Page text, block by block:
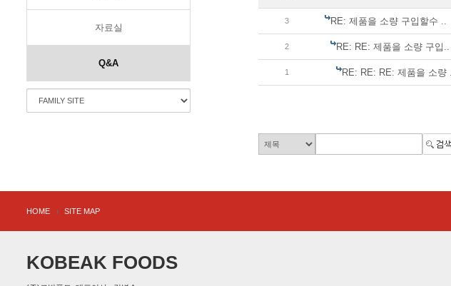
자료실
Q&A
3 RE: 제품을 소량 구입할수 ..
2 RE: RE: 제품을 소량 구입..
1 RE: RE: RE: 제품을 소량 ..
HOME SITE MAP
KOBEAK FOODS